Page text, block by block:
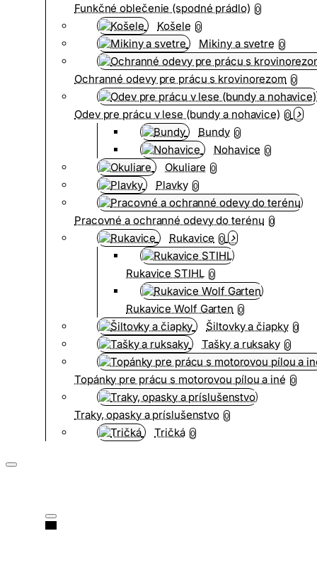
Funkčné oblečenie (spodné prádlo) 0
Košele 0
Mikiny a svetre 0
Ochranné odevy pre prácu s krovinorezom 0
Odev pre prácu v lese (bundy a nohavice) 0
Bundy 0
Nohavice 0
Okuliare 0
Plavky 0
Pracovné a ochranné odevy do terénu 0
Rukavice 0
Rukavice STIHL 0
Rukavice Wolf Garten 0
Šiltovky a čiapky 0
Tašky a ruksaky 0
Topánky pre prácu s motorovou pílou a iné 0
Traky, opasky a príslušenstvo 0
Tričká 0